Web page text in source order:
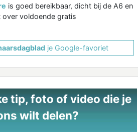
is goed bereikbaar, dicht bij de A6 en
over voldoende gratis
je Google-favoriet
tip, foto of video die je
wilt delen?